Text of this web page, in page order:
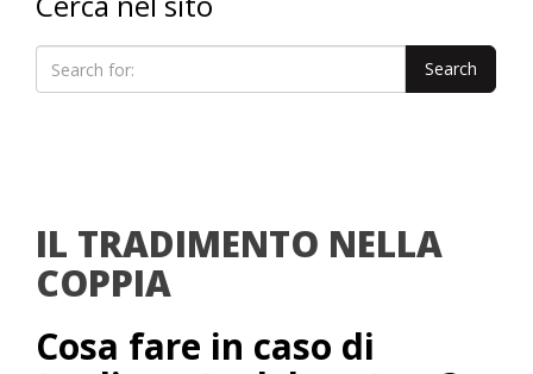
IL TRADIMENTO NELLA
COPPIA
Cosa fare in caso di